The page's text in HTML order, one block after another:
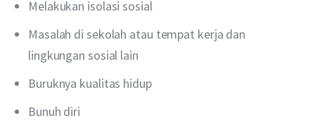
Melakukan isolasi sosial
Masalah di sekolah atau tempat kerja dan
lingkungan sosial lain
Buruknya kualitas hidup
Bunuh diri